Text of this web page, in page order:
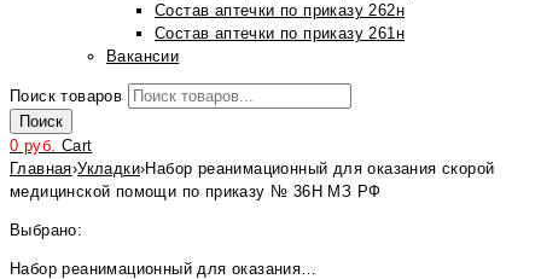
Состав аптечки по приказу 262н
Состав аптечки по приказу 261н
Вакансии
Поиск товаров
Поиск
0 руб. Cart
Главная›Укладки›Набор реанимационный для оказания скорой
медицинской помощи по приказу № 36Н МЗ РФ
Выбрано:
Набор реанимационный для оказания…